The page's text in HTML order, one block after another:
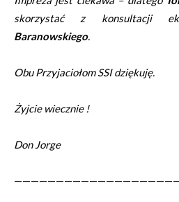
skorzystać z konsultacji
Baranowskiego.
Obu Przyjaciołom SSI dziękuję.
Żyjcie wiecznie !
Don Jorge